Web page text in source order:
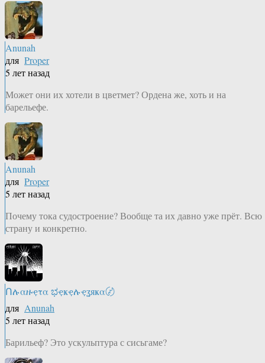
Anunah
для Proper
5 лет назад
Может они их хотели в цветмет? Ордена же, хоть и на
барельефе.
Anunah
для Proper
5 лет назад
Почему тока судостроение? Вообще та их давно уже прёт. Всю
страну и конкретно.
Ոሉαዙҿτα ಭҿҝҿሉҿʓяҝα〄
для Anunah
5 лет назад
Барильеф? Это ускульптура с сисьгаме?